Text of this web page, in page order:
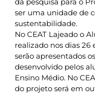
ser uma unidade de
sustentabilidade.
No CEAT Lajeado o
realizado nos dias 26
serão apresentados
desenvolvido pelos
Ensino Médio. No
do projeto será em